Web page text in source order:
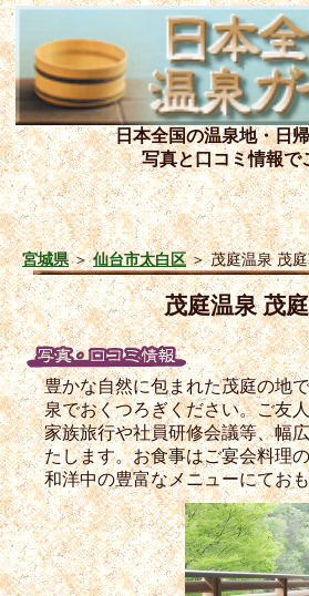
日本全国の温泉地・日
写真と口コミ情報で
宮城県＞仙台市太白区＞茂庭温泉 茂
茂庭温泉 茂
豊かな自然に包まれた茂庭の地
泉でおくつろぎください。ご友
家族旅行や社員研修会議等、幅
たします。お食事はご宴会料理
和洋中の豊富なメニューにてお